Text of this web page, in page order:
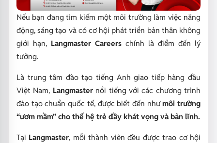
Nếu bạn đang tìm kiếm một môi trường làm việc năng
động, sáng tạo và có cơ hội phát triển bản thân không
giới hạn, Langmaster Careers chính là điểm đến lý
tưởng.
Là trung tâm đào tạo tiếng Anh giao tiếp hàng đầu
Việt Nam, Langmasternổi tiếng với các chương trình
đào tạo chuẩn quốc tế, được biết đến nhưmôi trường
“ươm mầm” cho thế hệ trẻ đầy khát vọng và bản lĩnh.
Tại Langmaster, mỗi thành viên đều được trao cơ hội